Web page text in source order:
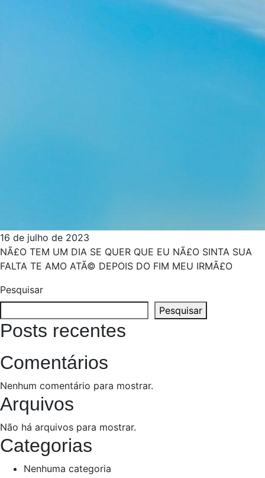
16 de julho de 2023
NÃ£O TEM UM DIA SE QUER QUE EU NÃ£O SINTA SUA
FALTA TE AMO ATÃ© DEPOIS DO FIM MEU IRMÃ£O
Pesquisar
Pesquisar
Posts recentes
Comentários
Nenhum comentário para mostrar.
Arquivos
Não há arquivos para mostrar.
Categorias
Nenhuma categoria